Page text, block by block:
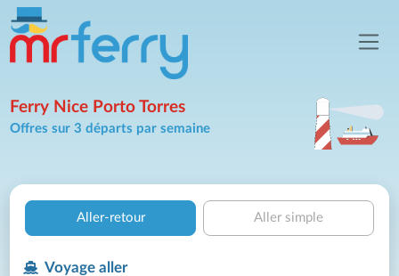
Ferry Nice Porto Torres
Offres sur 3 départs par semaine
Aller-retour Aller simple
Voyage aller